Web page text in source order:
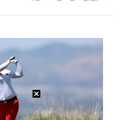
'이강인 벤치 출발' AT마드리드, 맨시티전 선발 라인…
'유부녀 킬러' 무진성, 천재 해커의 냉철·허당미 오가…
KLPGA 첫 우승